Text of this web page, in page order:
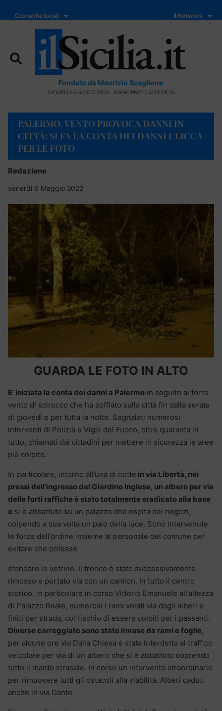
Cronache locali Il Network
Fondato da Maurizio Scaglione
GIOVEDÌ 6 AGOSTO 2026 - AGGIORNATO ALLE 09:36
PALERMO, VENTO PROVOCA DANNI IN
CITTÀ: SI FA LA CONTA DEI DANNI CLICCA
PER LE FOTO
Redazione
venerdì 6 Maggio 2022
GUARDA LE FOTO IN ALTO
E’ iniziata la conta dei danni a Palermo in seguito al forte
vento di scirocco che ha soffiato sulla città fin dalla serata
di giovedì e per tutta la notte. Segnalati numerosi
interventi di Polizia e Vigili del Fuoco, oltre quaranta in
tutto, chiamati dai cittadini per mettere in sicurezza le aree
più colpite.
In particolare, intorno all’una di notte in via Libertà, nei
pressi dell’ingresso del Giardino Inglese, un albero per via
delle forti raffiche è stato totalmente sradicato alla base
e si è abbattuto su un palazzo che ospita dei negozi,
colpendo a sua volta un palo della luce. Sono intervenute
le forze dell’ordine insieme al personale del comune per
evitare che potesse
sfondare le vetrine. Il tronco è stato successivamente
rimosso e portato via con un camion. In tutto il centro
storico, in particolare in corso Vittorio Emanuele all’altezza
di Palazzo Reale, numerosi i rami volati via dagli alberi e
finiti per strada, col rischio di essere colpiti per i passanti.
Diverse carreggiate sono state invase da rami e foglie,
per alcune ore via Dalla Chiesa è stata interdetta al traffico
veicolare per via di un albero che si è abbattuto coprendo
tutto il manto stradale. In corso un intervento straordinario
per rimuovere tutti gli ostacoli alla viabilità. Alberi caduti
anche in via Dante.